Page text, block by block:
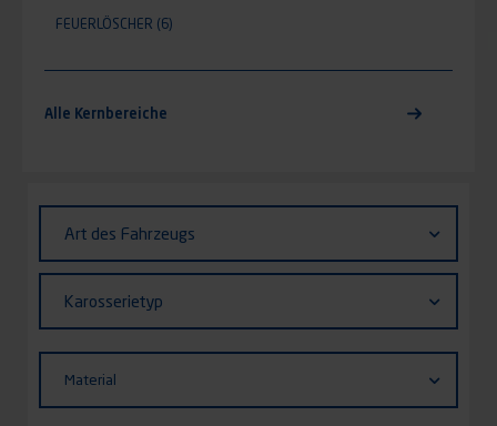
des
Fahrzeugs
Art des Fahrzeugs
Karosserietyp
Material
FEUERLÖSCHER (6)
Alle Kernbereiche